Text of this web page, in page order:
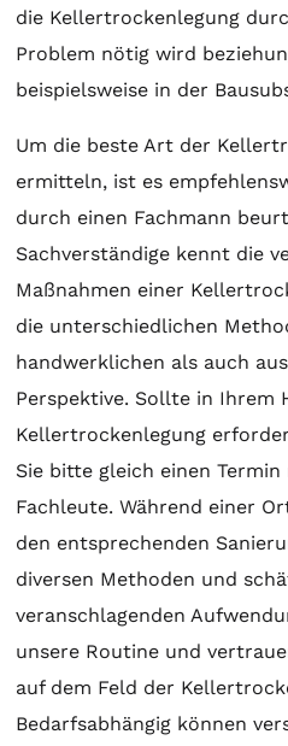
die Kellertrockenlegung
Problem nötig wird
beispielsweise in der
Um die beste Art der
ermitteln, ist es
durch einen Fachmann
Sachverständige kennt die
Maßnahmen einer
die unterschiedlichen
handwerklichen als auch
Perspektive. Sollte in Ihrem
Kellertrockenlegung
Sie bitte gleich einen
Fachleute. Während einer
den entsprechenden
diversen Methoden und
veranschlagenden
unsere Routine und
auf dem Feld der
Bedarfsabhängig können